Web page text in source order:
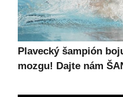
Plavecký šampión
mozgu! Dajte nám